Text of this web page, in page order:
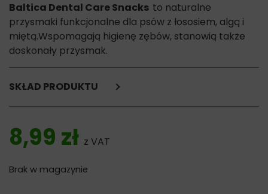
Baltica Dental Care Snacks to naturalne
przysmaki funkcjonalne dla psów z łososiem, algą i
miętą.Wspomagają higienę zębów, stanowią także
doskonały przysmak.
SKŁAD PRODUKTU
suszone ziemniaki,
ostropest,
algi morskie (10%)
łososia.
8,99 zł z VAT
Brak w magazynie